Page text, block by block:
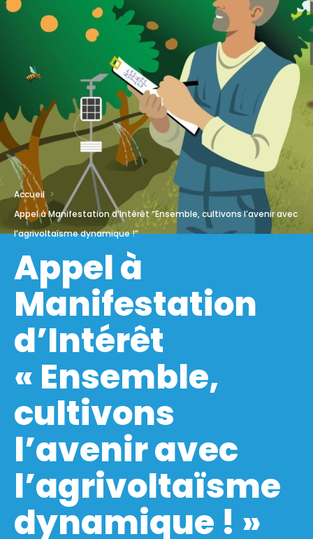
Accueil
Appel à Manifestation d’Intérêt “Ensemble, cultivons l’avenir avec
l’agrivoltaïsme dynamique !”
Appel à
Manifestation
d’Intérêt
« Ensemble,
cultivons
l’avenir avec
l’agrivoltaïsme
dynamique ! »